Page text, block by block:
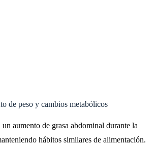
de peso y cambios metabólicos
aumento de grasa abdominal durante la
hábitos similares de alimentación.